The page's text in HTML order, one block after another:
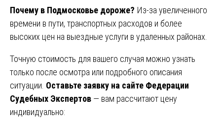
Почему в Подмосковье дороже? Из-за увеличенного
времени в пути, транспортных расходов и более
высоких цен на выездные услуги в удаленных районах.
Точную стоимость для вашего случая можно узнать
только после осмотра или подробного описания
ситуации. Оставьте заявку на сайте Федерации
Судебных Экспертов — вам рассчитают цену
индивидуально: